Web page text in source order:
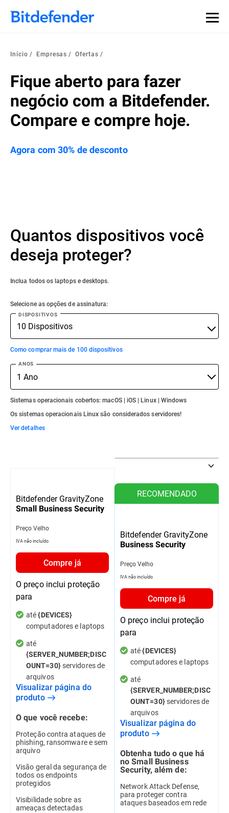
Início Empresas Ofertas
Fique aberto para fazer
negócio com a Bitdefender.
Compare e compre hoje.
Agora com 30% de desconto
Quantos dispositivos você
deseja proteger?
Inclua todos os laptops e desktops.
Selecione as opções de assinatura:
DISPOSITIVOS
Como comprar mais de 100 dispositivos
ANOS
Sistemas operacionais cobertos: macOS | iOS | Linux | Windows
Os sistemas operacionais Linux são considerados servidores!
Ver detalhes
Bitdefender GravityZone
Small Business Security
Preço Velho
IVA não incluído
Compre já
O preço inclui proteção
para
até{DEVICES}
computadores e laptops
até
{SERVER_NUMBER;DISC
OUNT=30}servidores de
arquivos
Visualizar página do
produto
O que você recebe:
Proteção contra ataques de
phishing, ransomware e sem
arquivo
Visão geral da segurança de
todos os endpoints
protegidos
Visibilidade sobre as
ameaças detectadas
RECOMENDADO
Bitdefender GravityZone
Business Security
Preço Velho
IVA não incluído
Compre já
O preço inclui proteção
para
até{DEVICES}
computadores e laptops
até
{SERVER_NUMBER;DISC
OUNT=30}servidores de
arquivos
Visualizar página do
produto
Obtenha tudo o que há
no Small Business
Security, além de:
Network Attack Defense,
para proteger contra
ataques baseados em rede